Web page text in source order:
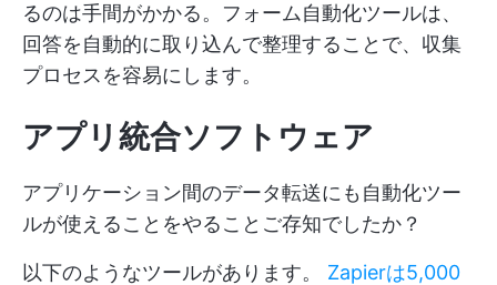
るのは手間がかかる。フォーム自動化ツールは、
回答を自動的に取り込んで整理することで、収集
プロセスを容易にします。
アプリ統合ソフトウェア
アプリケーション間のデータ転送にも自動化ツー
ルが使えることをやることご存知でしたか？
以下のようなツールがあります。 Zapierは5,000